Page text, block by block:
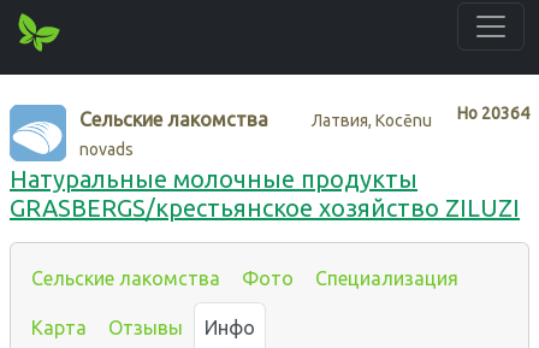
Нo 20364
Сельские лакомства
Латвия, Kocēnu
novads
Натуральные молочные продукты
GRASBERGS/крестьянское хозяйство ZILUZI
Сельские лакомства Фото Специализация
Карта Отзывы Инфо